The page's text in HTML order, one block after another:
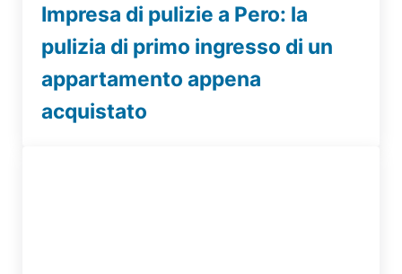
Impresa di pulizie a Pero: la
pulizia di primo ingresso di un
appartamento appena
acquistato